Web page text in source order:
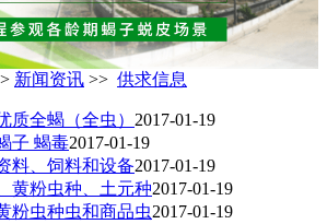
新闻资讯 >> 供求信息
质全蝎（全虫） 2017-01-19
子 蝎毒2017-01-19
料、饲料和设备2017-01-19
黄粉虫种、土元种2017-01-19
粉虫种虫和商品虫2017-01-19